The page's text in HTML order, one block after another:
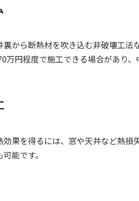
から断熱材を吹き込む非破壊工法
万円程度で施工できる場合があり、
果を得るには、窓や天井など熱
能です。